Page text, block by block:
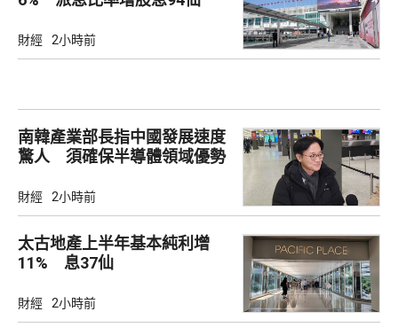
財經 2小時前
南韓產業部長指中國發展速度
驚人 須確保半導體領域優勢
財經 2小時前
太古地產上半年基本純利增
11% 息37仙
財經 2小時前